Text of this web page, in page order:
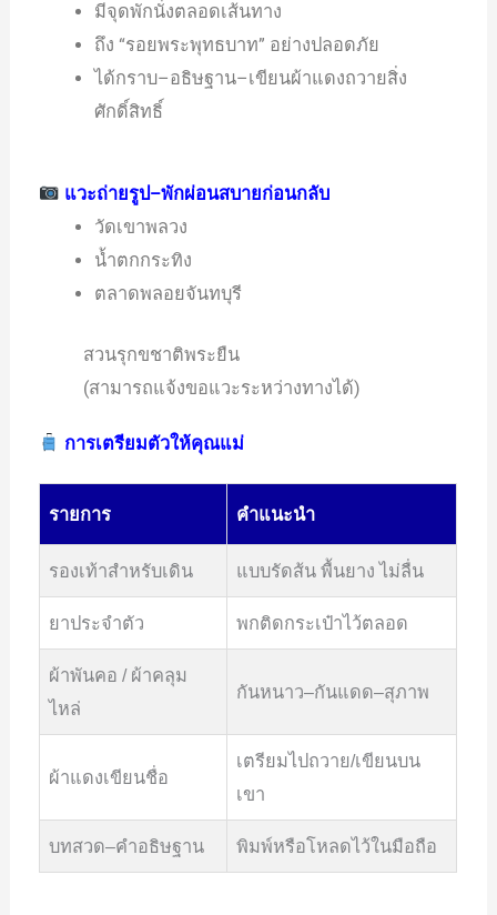
มีจุดพักนั่งตลอดเส้นทาง
ถึง “รอยพระพุทธบาท” อย่างปลอดภัย
ได้กราบ–อธิษฐาน–เขียนผ้าแดงถวายสิ่ง
ศักดิ์สิทธิ์
แวะถ่ายรูป–พักผ่อนสบายก่อนกลับ
วัดเขาพลวง
น้ำตกกระทิง
ตลาดพลอยจันทบุรี
สวนรุกขชาติพระยืน
(สามารถแจ้งขอแวะระหว่างทางได้)
การเตรียมตัวให้คุณแม่
รายการ คำแนะนำ
รองเท้าสำหรับเดิน แบบรัดส้น พื้นยาง ไม่ลื่น
ยาประจำตัว พกติดกระเป๋าไว้ตลอด
ผ้าพันคอ / ผ้าคลุม
ไหล่
กันหนาว–กันแดด–สุภาพ
ผ้าแดงเขียนชื่อ
เตรียมไปถวาย/เขียนบน
เขา
บทสวด–คำอธิษฐาน พิมพ์หรือโหลดไว้ในมือถือ